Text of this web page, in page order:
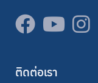
ติดต่อเรา